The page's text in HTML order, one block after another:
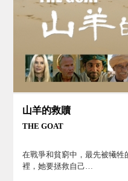
山羊的救贖
THE GOAT
在戰爭和貧窮中，最先被犧
裡，她要拯救自己…